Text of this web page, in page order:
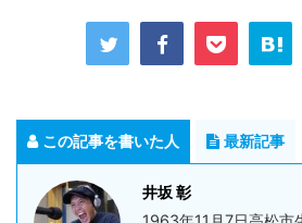
この記事を書いた人 最新記事
井坂 彰